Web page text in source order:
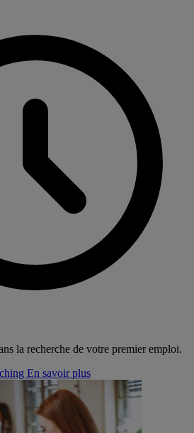
la recherche de votre premier emploi.
En savoir plus